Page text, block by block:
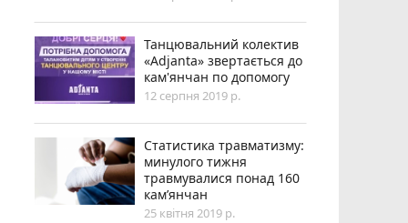
Танцювальний колектив
«Adjanta» звертається до
кам'янчан по допомогу
12 серпня 2019 р.
Статистика травматизму:
минулого тижня
травмувалися понад 160
кам’янчан
25 квітня 2019 р.